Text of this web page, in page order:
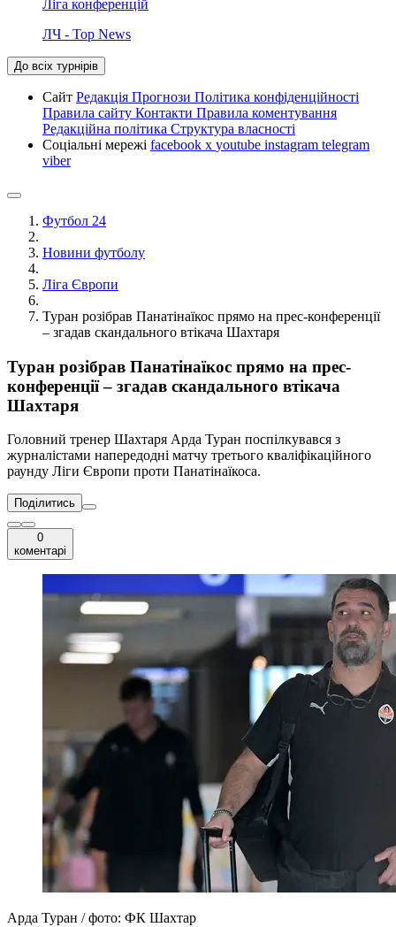
Ліга конференцій
ЛЧ - Top News
До всіх турнірів
Сайт Редакція Прогнози Політика конфіденційності
Правила сайту Контакти Правила коментування
Редакційна політика Структура власності
Соціальні мережі facebook x youtube instagram telegram
viber
Футбол 24
Новини футболу
Ліга Європи
Туран розібрав Панатінаїкос прямо на прес-конференції
– згадав скандального втікача Шахтаря
Туран розібрав Панатінаїкос прямо на прес-
конференції – згадав скандального втікача
Шахтаря
Головний тренер Шахтаря Арда Туран поспілкувався з
журналістами напередодні матчу третього кваліфікаційного
раунду Ліги Європи проти Панатінаїкоса.
Поділитись
0
коментарі
Арда Туран / фото: ФК Шахтар